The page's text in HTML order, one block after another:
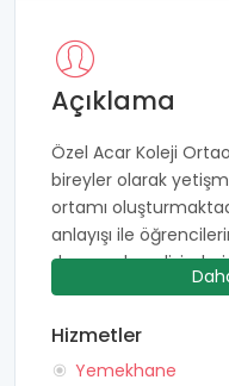
Açıklama
Özel Acar Koleji
bireyler olarak
ortamı
anlayışı ile
dışarısında
sağlamaktadır. Okul,
oynamaktadır. Acar
artırmak için okul
Hizmetler
Yemekhane